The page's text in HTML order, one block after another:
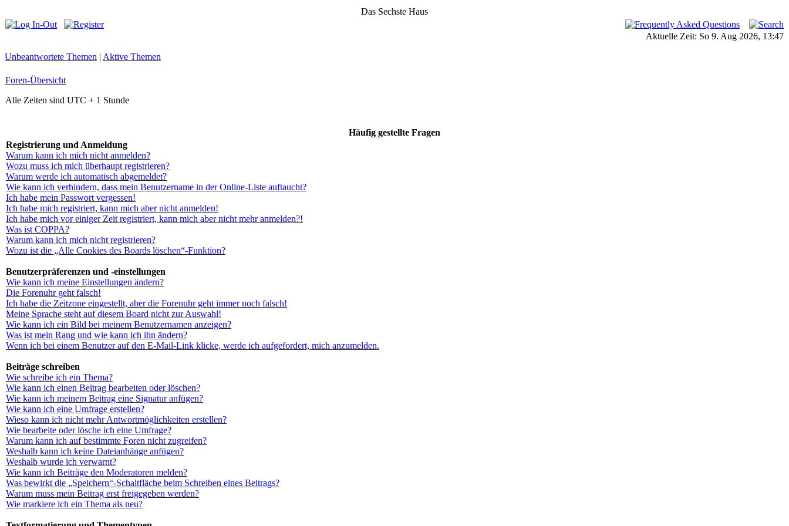
Das Sechste Haus
Aktuelle Zeit: So 9. Aug 2026, 13:47
Unbeantwortete Themen | Aktive Themen
Foren-Übersicht
Alle Zeiten sind UTC + 1 Stunde
Häufig gestellte Fragen
Registrierung und Anmeldung
Warum kann ich mich nicht anmelden?
Wozu muss ich mich überhaupt registrieren?
Warum werde ich automatisch abgemeldet?
Wie kann ich verhindern, dass mein Benutzername in der Online-Liste auftaucht?
Ich habe mein Passwort vergessen!
Ich habe mich registriert, kann mich aber nicht anmelden!
Ich habe mich vor einiger Zeit registriert, kann mich aber nicht mehr anmelden?!
Was ist COPPA?
Warum kann ich mich nicht registrieren?
Wozu ist die „Alle Cookies des Boards löschen“-Funktion?
Benutzerpräferenzen und -einstellungen
Wie kann ich meine Einstellungen ändern?
Die Forenuhr geht falsch!
Ich habe die Zeitzone eingestellt, aber die Forenuhr geht immer noch falsch!
Meine Sprache steht auf diesem Board nicht zur Auswahl!
Wie kann ich ein Bild bei meinem Benutzernamen anzeigen?
Was ist mein Rang und wie kann ich ihn ändern?
Wenn ich bei einem Benutzer auf den E-Mail-Link klicke, werde ich aufgefordert, mich anzumelden.
Beiträge schreiben
Wie schreibe ich ein Thema?
Wie kann ich einen Beitrag bearbeiten oder löschen?
Wie kann ich meinem Beitrag eine Signatur anfügen?
Wie kann ich eine Umfrage erstellen?
Wieso kann ich nicht mehr Antwortmöglichkeiten erstellen?
Wie bearbeite oder lösche ich eine Umfrage?
Warum kann ich auf bestimmte Foren nicht zugreifen?
Weshalb kann ich keine Dateianhänge anfügen?
Weshalb wurde ich verwarnt?
Wie kann ich Beiträge den Moderatoren melden?
Was bewirkt die „Speichern“-Schaltfläche beim Schreiben eines Beitrags?
Warum muss mein Beitrag erst freigegeben werden?
Wie markiere ich ein Thema als neu?